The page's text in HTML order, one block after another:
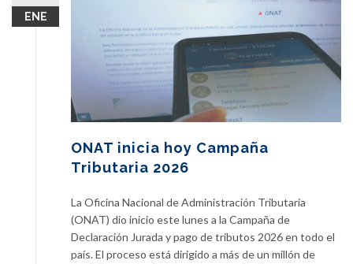
ENE
ONAT inicia hoy Campaña
Tributaria 2026
La Oficina Nacional de Administración Tributaria
(ONAT) dio inicio este lunes a la Campaña de
Declaración Jurada y pago de tributos 2026 en todo el
país. El proceso está dirigido a más de un millón de